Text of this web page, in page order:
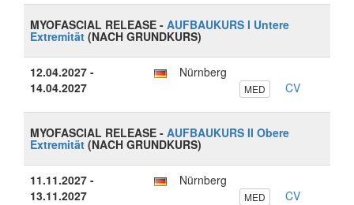
MYOFASCIAL RELEASE - AUFBAUKURS I Untere
Extremität (NACH GRUNDKURS)
12.04.2027 -
14.04.2027
Nürnberg
MED CV
MYOFASCIAL RELEASE - AUFBAUKURS II Obere
Extremität (NACH GRUNDKURS)
11.11.2027 -
13.11.2027
Nürnberg
MED CV